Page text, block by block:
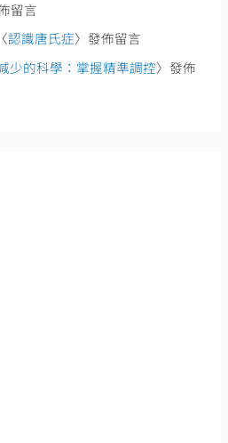
留言
認識唐氏症〉發佈留言
少的科學：掌握精準調控〉發佈